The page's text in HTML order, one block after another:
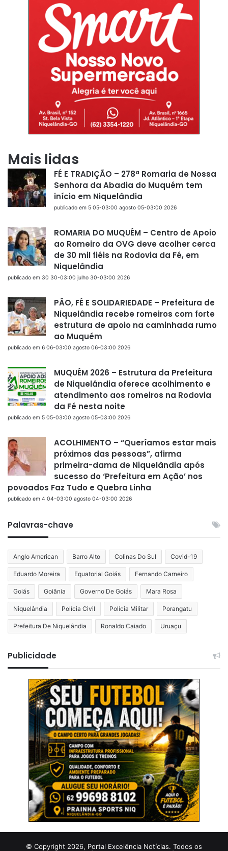
Mais lidas
FÉ E TRADIÇÃO – 278ª Romaria de Nossa
Senhora da Abadia do Muquém tem
início em Niquelândia
publicado em 5 05-03:00 agosto 05-03:00 2026
ROMARIA DO MUQUÉM – Centro de Apoio
ao Romeiro da OVG deve acolher cerca
de 30 mil fiéis na Rodovia da Fé, em
Niquelândia
publicado em 30 30-03:00 julho 30-03:00 2026
PÃO, FÉ E SOLIDARIEDADE – Prefeitura de
Niquelândia recebe romeiros com forte
estrutura de apoio na caminhada rumo
ao Muquém
publicado em 6 06-03:00 agosto 06-03:00 2026
MUQUÉM 2026 – Estrutura da Prefeitura
de Niquelândia oferece acolhimento e
atendimento aos romeiros na Rodovia
da Fé nesta noite
publicado em 5 05-03:00 agosto 05-03:00 2026
ACOLHIMENTO – “Queríamos estar mais
próximos das pessoas”, afirma
primeira-dama de Niquelândia após
sucesso do ‘Prefeitura em Ação’ nos
povoados Faz Tudo e Quebra Linha
publicado em 4 04-03:00 agosto 04-03:00 2026
Palavras-chave
Anglo American Barro Alto Colinas Do Sul Covid-19
Eduardo Moreira Equatorial Goiás Fernando Carneiro
Goiás Goiânia Governo De Goiás Mara Rosa
Niquelândia Polícia Civil Polícia Militar Porangatu
Prefeitura De Niquelândia Ronaldo Caiado Uruaçu
Publicidade
© Copyright 2026, Portal Excelência Notícias. Todos os